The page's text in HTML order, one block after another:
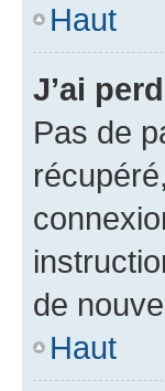
Haut
J’ai
Pas de
de
Haut